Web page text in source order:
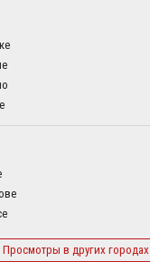
Просмотры в других городах